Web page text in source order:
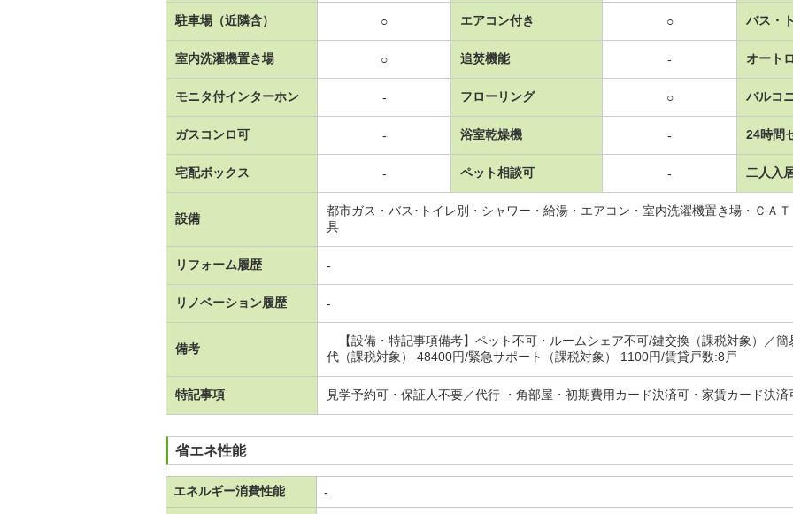
駐車場（近隣含） ○ エアコン付き ○ バス・
室内洗濯機置き場 ○ 追焚機能 - オート
モニタ付インターホン - フローリング ○ バルコ
ガスコンロ可 - 浴室乾燥機 - 24時間
宅配ボックス - ペット相談可 - 二人入
設備
都市ガス・バス･トイレ別・シャワー・給湯・エアコン・室内洗濯機置き場・ＣＡ
具
リフォーム履歴 -
リノベーション履歴 -
備考
【設備・特記事項備考】ペット不可・ルームシェア不可/鍵交換（課税対象）／
代（課税対象） 48400円/緊急サポート（課税対象） 1100円/賃貸戸数:8戸
特記事項 見学予約可・保証人不要／代行 ・角部屋・初期費用カード決済可・家賃カード決済
省エネ性能
エネルギー消費性能 -